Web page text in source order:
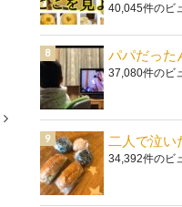
40,045件のビ
パパだった
37,080件のビ
二人で泣い
34,392件のビ